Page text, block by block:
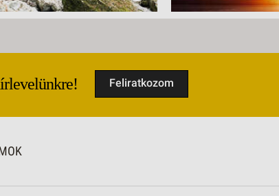
Feliratkozom